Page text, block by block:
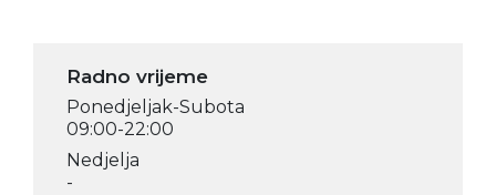
Radno vrijeme
Ponedjeljak-Subota
09:00-22:00
Nedjelja
-